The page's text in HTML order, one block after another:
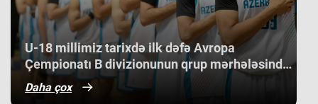
Slovakiya, Ermənistan, Albaniya və
Kosovo kimi komandaları üstəliyə
bilib. ​Belə bir gərgin rəqabət
mühitində qazanılan 11-ci yer gənc
basketbolçularımız üçün həm böyük
beynəlxalq təcrübə, həm də gələcək
turnirlərdə daha böyük uğurlar
U-18 millimiz tarixdə ilk dəfə Avropa
Çempionatı B divizionunun qrup mərhələsində
qələbə qazanıb.
Daha çox